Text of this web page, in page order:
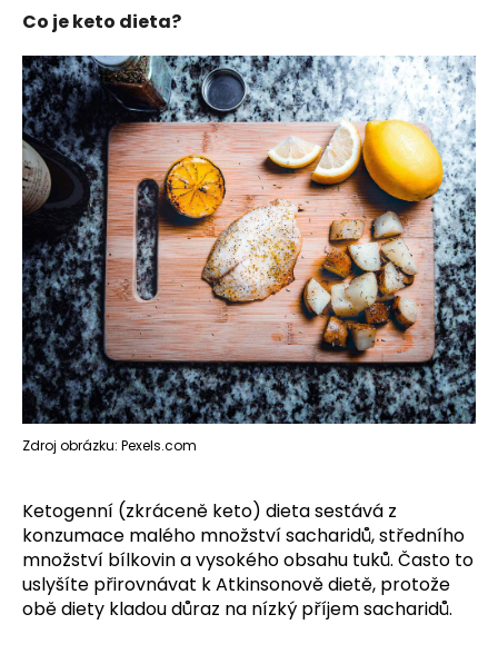
Co je keto dieta?
Zdroj obrázku: Pexels.com
Ketogenní (zkráceně keto) dieta sestává z
konzumace malého množství sacharidů, středního
množství bílkovin a vysokého obsahu tuků. Často to
uslyšíte přirovnávat k Atkinsonově dietě, protože
obě diety kladou důraz na nízký příjem sacharidů.